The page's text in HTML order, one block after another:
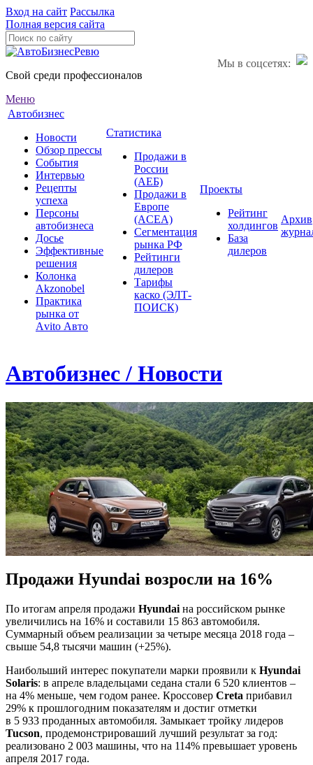
Вход на сайт Рассылка
Полная версия сайта
Мы в соцсетях:
Свой среди профессионалов
Меню
Автобизнес
Новости
Обзор прессы
События
Интервью
Рецепты
успеха
Персоны
автобизнеса
Досье
Эффективные
решения
Колонка
Akzonobel
Практика
рынка от
Аvito Авто
Статистика
Продажи в
России
(АЕБ)
Продажи в
Европе
(ACEA)
Сегментация
рынка РФ
Рейтинги
дилеров
Тарифы
каско (ЭЛТ-
ПОИСК)
Проекты
Рейтинг
холдингов
База
дилеров
Архив
Автобизнес / Новости
Продажи Hyundai возросли на 16%
По итогам апреля продажи Hyundai на российском рынке
увеличились на 16% и составили 15 863 автомобиля.
Суммарный объем реализации за четыре месяца 2018 года –
свыше 54,8 тысячи машин (+25%).
Наибольший интерес покупатели марки проявили к Hyundai
Solaris: в апреле владельцами седана стали 6 520 клиентов –
на 4% меньше, чем годом ранее. Кроссовер Creta прибавил
29% к прошлогодним показателям и достиг отметки
в 5 933 проданных автомобиля. Замыкает тройку лидеров
Tucson, продемонстрироваший лучший результат за год:
реализовано 2 003 машины, что на 114% превышает уровень
апреля 2017 года.